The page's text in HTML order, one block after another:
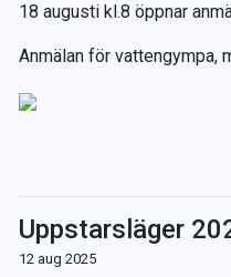
18 augusti kl.8 öppnar
Anmälan för vattengympa,
Uppstarsläger
12 aug 2025